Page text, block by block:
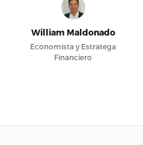
William Maldonado
Economista y Estratega
Financiero